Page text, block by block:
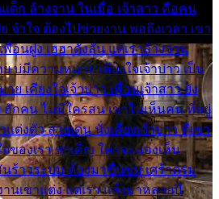
ด็ก ล้างจาน ในเมื่อ เจ้าสาว คือคน
จำใจ ต้องไปช่วยงาน พอถึงเวลา เขา
อนฝูง เฮฮาดังลั่น แต่เราล้างจาน
บ่มีความหมาย เคียงใจเจ้าบ่าว เป็น
เคียงใจเจ้าบ่าว เพื่อนเจ้าสาว ยัง
ฮักคน ไม่มีใครสน เขาไม่เห็นคน ที่อยู่
ต่งตัว สวยเด่น นั่งเคียงเจ้าบ่าว ที่เขา
จของเรา ลำเค็ญ ใครจะมองเห็น
นร้าวระบม ต้องมาขื่นขม เศร้าตรม
นเขาแต่ง แต่เรา แล้งมาหลายปี